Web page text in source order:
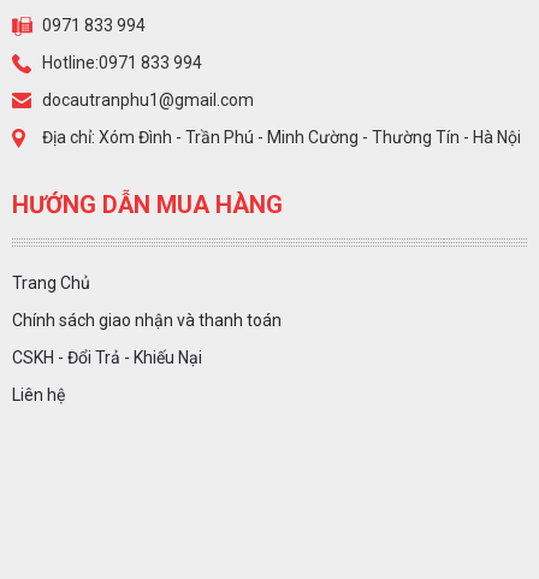
0971 833 994
Hotline:0971 833 994
docautranphu1@gmail.com
Địa chỉ: Xóm Đình - Trần Phú - Minh Cường - Thường Tín - Hà Nội
HƯỚNG DẪN MUA HÀNG
Trang Chủ
Chính sách giao nhận và thanh toán
CSKH - Đổi Trả - Khiếu Nại
Liên hệ